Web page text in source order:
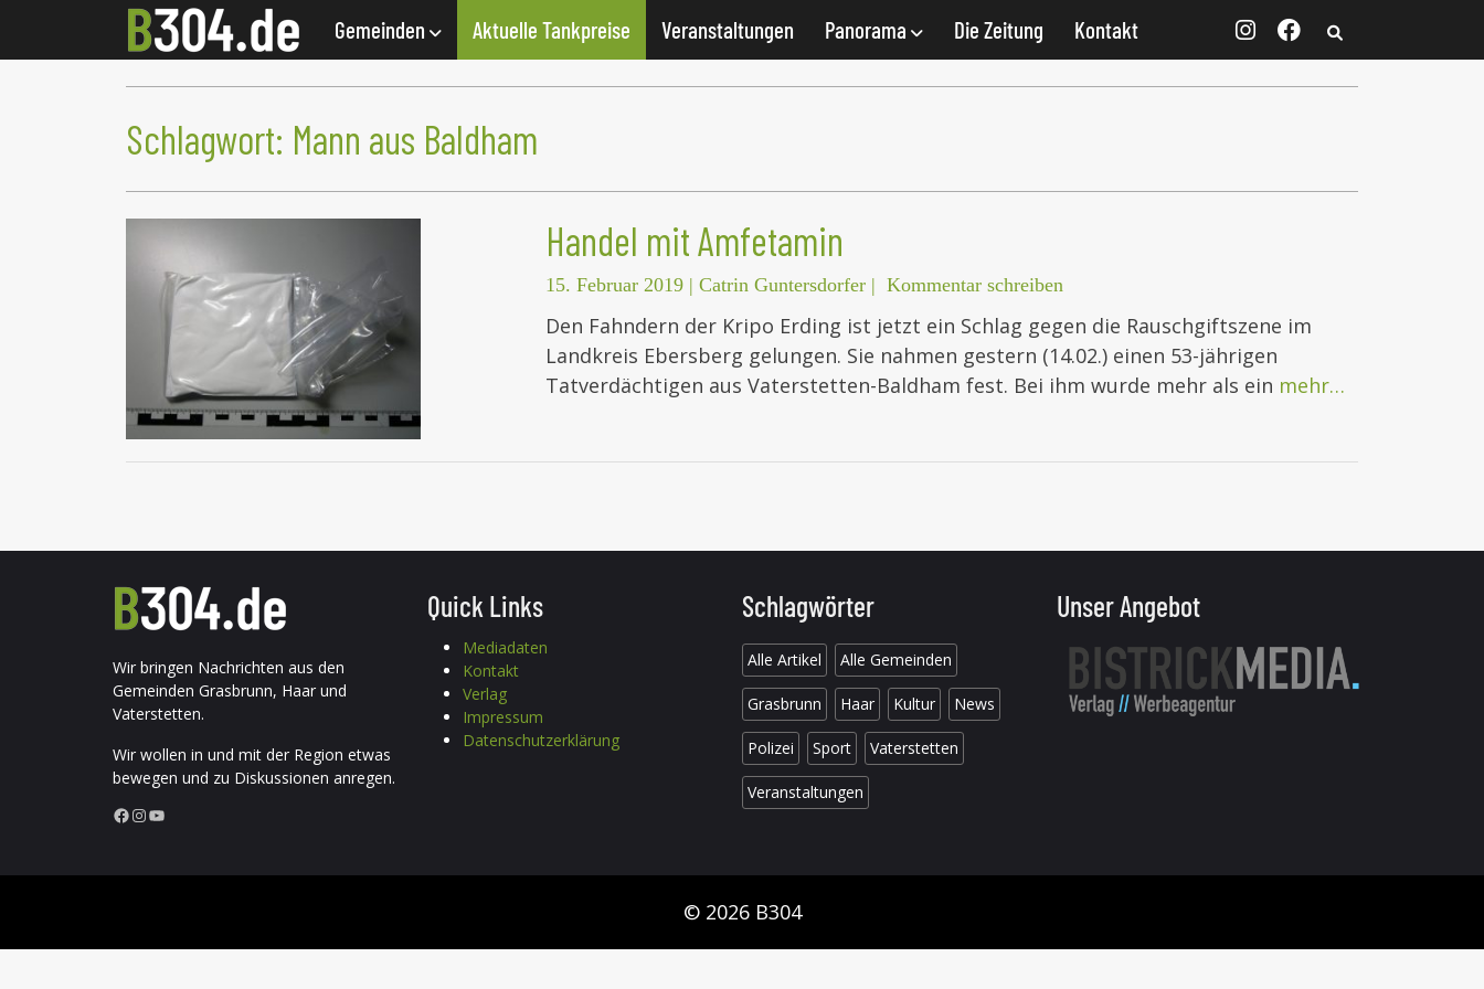
Gemeinden Aktuelle Tankpreise Veranstaltungen Panorama Die Zeitung Kontakt
Schlagwort: Mann aus Baldham
Handel mit Amfetamin
15. Februar 2019 | Catrin Guntersdorfer | Kommentar schreiben
Den Fahndern der Kripo Erding ist jetzt ein Schlag gegen die Rauschgiftszene im
Landkreis Ebersberg gelungen. Sie nahmen gestern (14.02.) einen 53-jährigen
Tatverdächtigen aus Vaterstetten-Baldham fest. Bei ihm wurde mehr als ein mehr…
Wir bringen Nachrichten aus den
Gemeinden Grasbrunn, Haar und
Vaterstetten.
Wir wollen in und mit der Region etwas
bewegen und zu Diskussionen anregen.
Facebook InstagramYouTube
Quick Links
Mediadaten
Kontakt
Verlag
Impressum
Datenschutzerklärung
Schlagwörter
Alle Artikel Alle Gemeinden
Grasbrunn Haar Kultur News
Polizei Sport Vaterstetten
Veranstaltungen
Unser Angebot
© 2026 B304